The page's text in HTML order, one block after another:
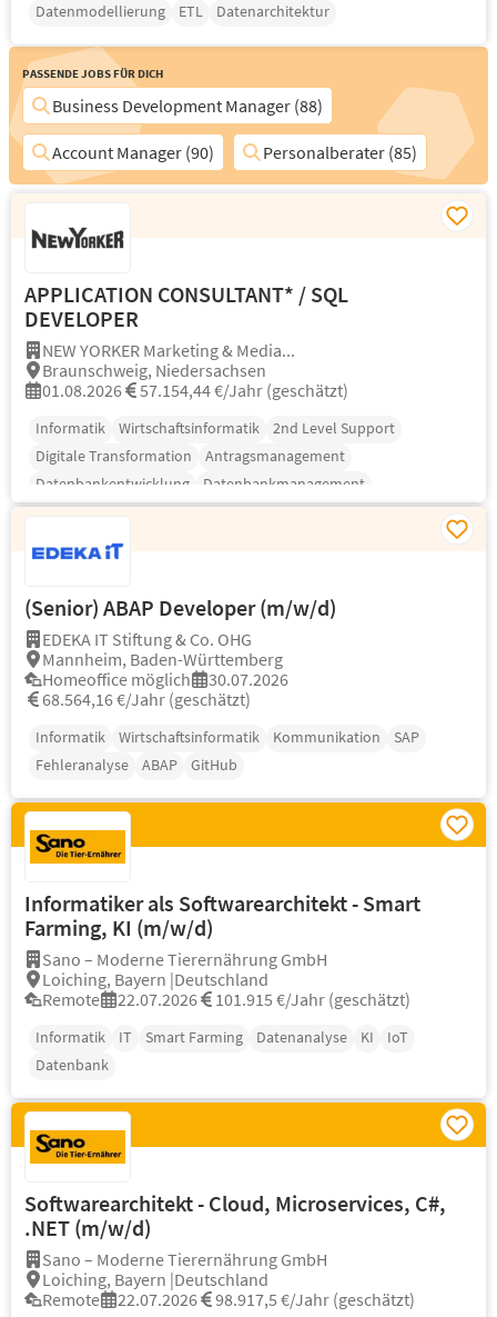
Datenmodellierung
ETL Datenarchitektur
Passende Jobs für Dich
Business Development Manager (88)
Account Manager (90) Personalberater (85)
APPLICATION CONSULTANT* / SQL
DEVELOPER
NEW YORKER Marketing & Media...
Braunschweig, Niedersachsen
01.08.2026
57.154,44 €/Jahr (geschätzt)
Informatik Wirtschaftsinformatik
2nd Level Support
Digitale Transformation
Antragsmanagement
Datenbankentwicklung
Datenbankmanagement
(Senior) ABAP Developer (m/w/d)
EDEKA IT Stiftung & Co. OHG
Mannheim, Baden-Württemberg
Homeoffice möglich
30.07.2026
68.564,16 €/Jahr (geschätzt)
Informatik Wirtschaftsinformatik Kommunikation
SAP
Fehleranalyse
ABAP GitHub
Informatiker als Softwarearchitekt - Smart
Farming, KI (m/w/d)
Sano – Moderne Tierernährung GmbH
Loiching, Bayern |Deutschland
Remote
22.07.2026 101.915 €/Jahr (geschätzt)
Informatik IT Smart Farming Datenanalyse KI
IoT
Datenbank
Softwarearchitekt - Cloud, Microservices, C#,
.NET (m/w/d)
Sano – Moderne Tierernährung GmbH
Loiching, Bayern |Deutschland
Remote
22.07.2026 98.917,5 €/Jahr (geschätzt)